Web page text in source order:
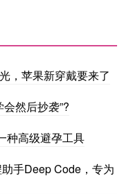
，苹果新穿戴要来了
然后抄袭”?
种高级避孕工具
手Deep Code，专为